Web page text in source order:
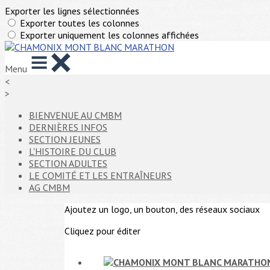
Exporter les lignes sélectionnées
Exporter toutes les colonnes
Exporter uniquement les colonnes affichées
Menu
<
>
BIENVENUE AU CMBM
DERNIÈRES INFOS
SECTION JEUNES
L'HISTOIRE DU CLUB
SECTION ADULTES
LE COMITÉ ET LES ENTRAÎNEURS
AG CMBM
Ajoutez un logo, un bouton, des réseaux sociaux
Cliquez pour éditer